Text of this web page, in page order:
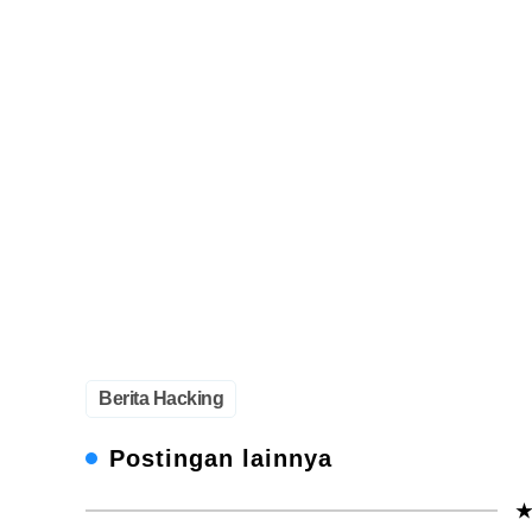
Berita Hacking
Postingan lainnya